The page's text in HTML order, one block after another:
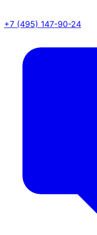
+7 (495) 147-90-24